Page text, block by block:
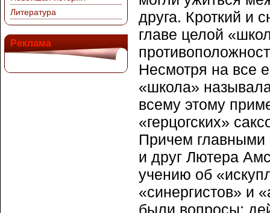
Литература
Реклама
друга. Кроткий и
главе целой
Несмотря на все
«школа»
всему этому
«герцогских»
Причем
и друг Лютера
учению об
«синергистов» и
были вопросы: